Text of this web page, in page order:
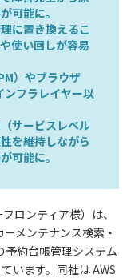
可能に。
に置き換えるこ
使い回しが容易
）やブラウザ
フラレイヤー以
サービスレベル
を維持しながら
可能に。
ロンティア様）は、
メンテナンス検索・
予約台帳管理システム
います。同社は AWS